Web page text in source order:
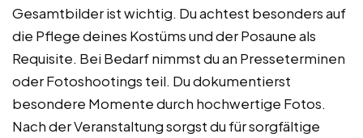
Gesamtbilder ist wichtig. Du achtest besonders auf
die Pflege deines Kostüms und der Posaune als
Requisite. Bei Bedarf nimmst du an Presseterminen
oder Fotoshootings teil. Du dokumentierst
besondere Momente durch hochwertige Fotos.
Nach der Veranstaltung sorgst du für sorgfältige